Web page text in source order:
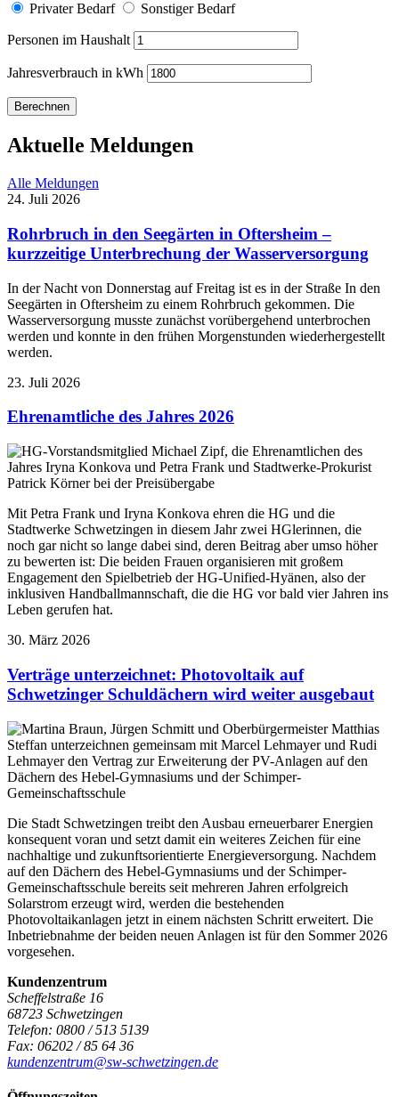
Privater Bedarf Sonstiger Bedarf
Personen im Haushalt
Jahresverbrauch in kWh
Aktuelle Meldungen
Alle Meldungen
24. Juli 2026
Rohrbruch in den Seegärten in Oftersheim –
kurzzeitige Unterbrechung der Wasserversorgung
In der Nacht von Donnerstag auf Freitag ist es in der Straße In den
Seegärten in Oftersheim zu einem Rohrbruch gekommen. Die
Wasserversorgung musste zunächst vorübergehend unterbrochen
werden und konnte in den frühen Morgenstunden wiederhergestellt
werden.
23. Juli 2026
Ehrenamtliche des Jahres 2026
Mit Petra Frank und Iryna Konkova ehren die HG und die
Stadtwerke Schwetzingen in diesem Jahr zwei HGlerinnen, die
noch gar nicht so lange dabei sind, deren Beitrag aber umso höher
zu bewerten ist: Die beiden Frauen organisieren mit großem
Engagement den Spielbetrieb der HG-Unified-Hyänen, also der
inklusiven Handballmannschaft, die die HG vor bald vier Jahren ins
Leben gerufen hat.
30. März 2026
Verträge unterzeichnet: Photovoltaik auf
Schwetzinger Schuldächern wird weiter ausgebaut
Die Stadt Schwetzingen treibt den Ausbau erneuerbarer Energien
konsequent voran und setzt damit ein weiteres Zeichen für eine
nachhaltige und zukunftsorientierte Energieversorgung. Nachdem
auf den Dächern des Hebel-Gymnasiums und der Schimper-
Gemeinschaftsschule bereits seit mehreren Jahren erfolgreich
Solarstrom erzeugt wird, werden die bestehenden
Photovoltaikanlagen jetzt in einem nächsten Schritt erweitert. Die
Inbetriebnahme der beiden neuen Anlagen ist für den Sommer 2026
vorgesehen.
Kundenzentrum
Scheffelstraße 16
68723 Schwetzingen
Telefon: 0800 / 513 5139
Fax: 06202 / 85 64 36
kundenzentrum@sw-schwetzingen.de